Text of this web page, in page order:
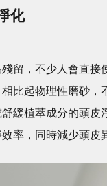
化
留，不少人會直
比起物理性磨砂
緩植萃成分的頭
率，同時減少頭皮